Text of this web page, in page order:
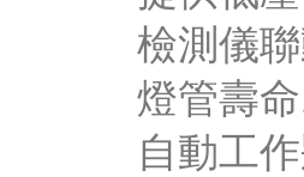
檢測儀
燈管壽
自動工